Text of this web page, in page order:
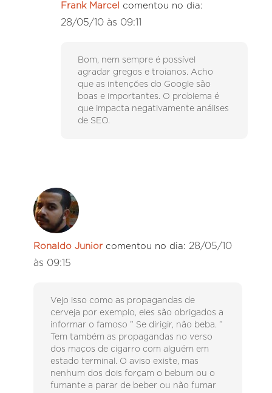
Frank Marcel comentou no dia:
28/05/10 às 09:11
Bom, nem sempre é possível
agradar gregos e troianos. Acho
que as intenções do Google são
boas e importantes. O problema é
que impacta negativamente análises
de SEO.
Ronaldo Junior comentou no dia: 28/05/10
às 09:15
Vejo isso como as propagandas de
cerveja por exemplo, eles são obrigados a
informar o famoso ” Se dirigir, não beba. ”
Tem também as propagandas no verso
dos maços de cigarro com alguém em
estado terminal. O aviso existe, mas
nenhum dos dois forçam o bebum ou o
fumante a parar de beber ou não fumar